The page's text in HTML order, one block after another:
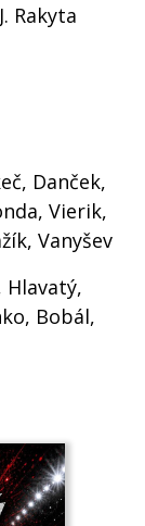
Rakyta
Danček,
Vierik,
Vanyšev
Hlavatý,
Bobál,